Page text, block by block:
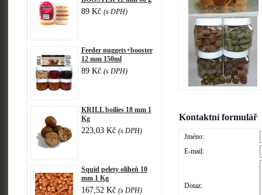
89 Kč (s DPH)
Feeder nuggets+booster
12 mm 150ml
89 Kč (s DPH)
KRILL boilies 18 mm 1
Kg
223,03 Kč (s DPH)
Squid pelety oliheň 10
mm 1 Kg
167,52 Kč (s DPH)
Kontaktní formulář
Jméno:
E-mail:
Dotaz: